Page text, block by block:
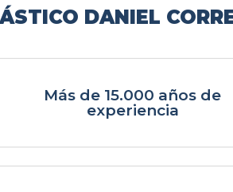
DANIEL
Más de 15.000 años de
experiencia